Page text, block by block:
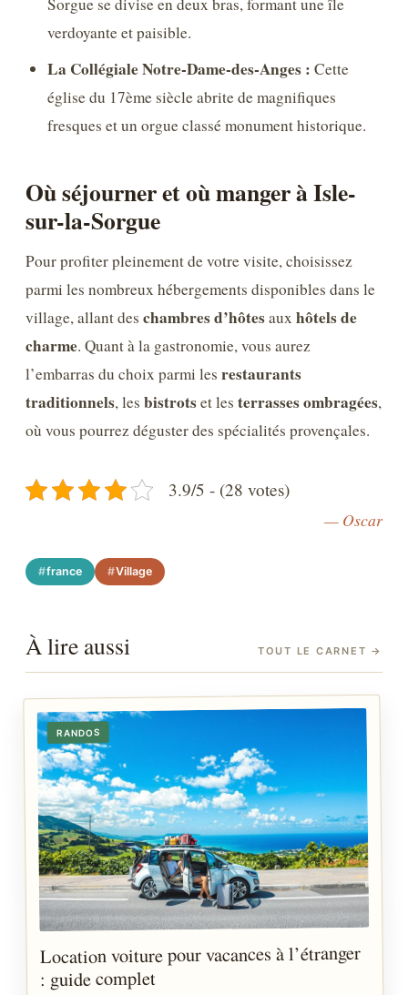
verdoyante et paisible.
La Collégiale Notre-Dame-des-Anges : Cette
église du 17ème siècle abrite de magnifiques
fresques et un orgue classé monument historique.
Où séjourner et où manger à Isle-
sur-la-Sorgue
Pour profiter pleinement de votre visite, choisissez
parmi les nombreux hébergements disponibles dans le
village, allant des chambres d’hôtesaux hôtels de
charme. Quant à la gastronomie, vous aurez
l’embarras du choix parmi les restaurants
traditionnels, les bistrotset les terrasses ombragées,
où vous pourrez déguster des spécialités provençales.
3.9/5 - (28 votes)
— Oscar
france Village
À lire aussi TOUT LE CARNET →
RANDOS
Location voiture pour vacances à l’étranger
: guide complet